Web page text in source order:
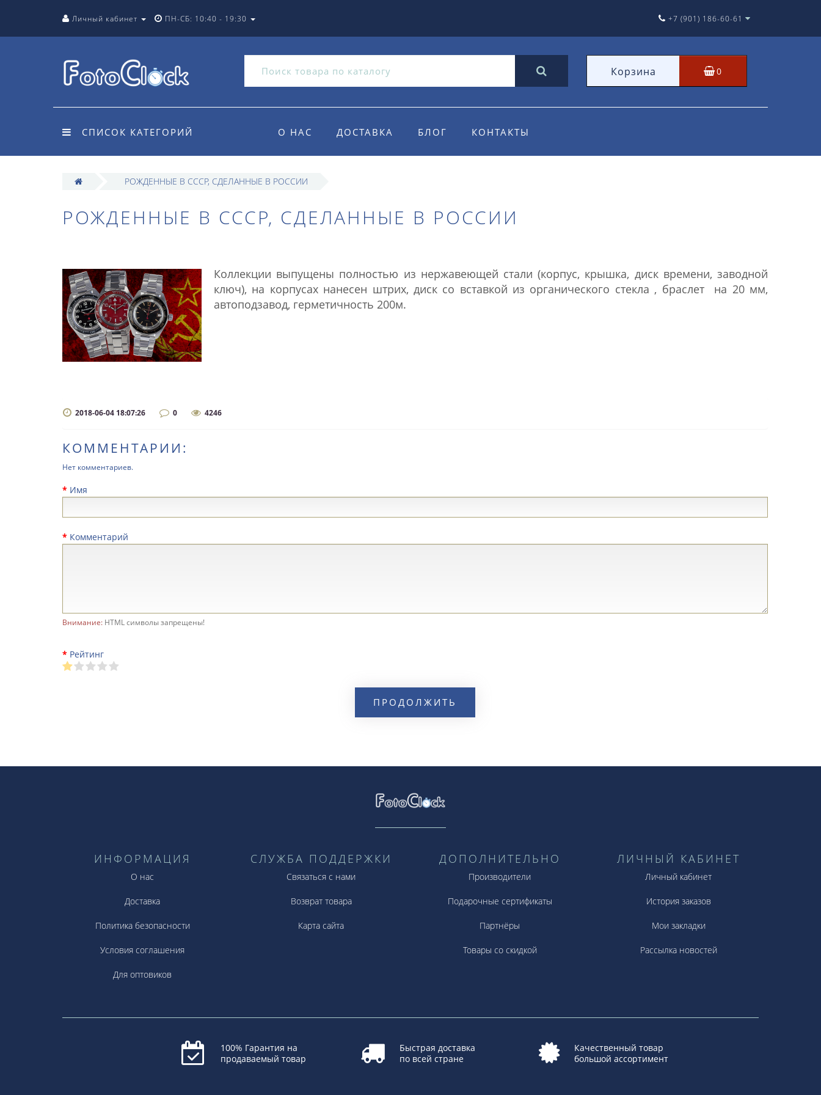
Личный кабинет ПН-СБ: 10:40 - 19:30 +7 (901) 186-60-61
Корзина 0
СПИСОК КАТЕГОРИЙ О НАС ДОСТАВКА БЛОГ КОНТАКТЫ
РОЖДЕННЫЕ В СССР, СДЕЛАННЫЕ В РОССИИ
РОЖДЕННЫЕ В СССР, СДЕЛАННЫЕ В РОССИИ
Коллекции выпущены полностью из нержавеющей стали (корпус, крышка, диск времени, заводной
ключ), на корпусах нанесен штрих, диск со вставкой из органического стекла , браслет на 20 мм,
автоподзавод, герметичность 200м.
2018-06-04 18:07:26 0 4246
КОММЕНТАРИИ:
Нет комментариев.
Имя
Комментарий
Внимание: HTML символы запрещены!
Рейтинг
ПРОДОЛЖИТЬ
ИНФОРМАЦИЯ
О нас
Доставка
Политика безопасности
Условия соглашения
Для оптовиков
СЛУЖБА ПОДДЕРЖКИ
Связаться с нами
Возврат товара
Карта сайта
ДОПОЛНИТЕЛЬНО
Производители
Подарочные сертификаты
Партнёры
Товары со скидкой
ЛИЧНЫЙ КАБИНЕТ
Личный кабинет
История заказов
Мои закладки
Рассылка новостей
100% Гарантия на
продаваемый товар
Быстрая доставка
по всей стране
Качественный товар
большой ассортимент